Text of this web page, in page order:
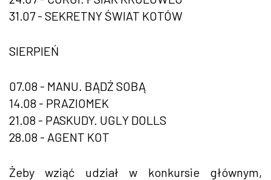
31.07 - SEKRETNY ŚWIAT KOTÓW
SIERPIEŃ
07.08 - MANU. BĄDŹ SOBĄ
14.08 - PRAZIOMEK
21.08 - PASKUDY. UGLY DOLLS
28.08 - AGENT KOT
Żeby wziąć udział w konkursie głównym,